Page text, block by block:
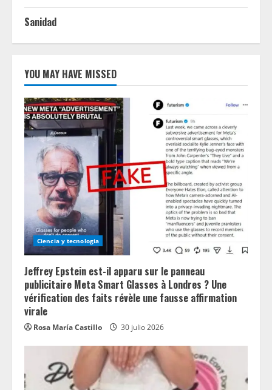
Sanidad
YOU MAY HAVE MISSED
Ciencia y tecnologia
Jeffrey Epstein est-il apparu sur le panneau
publicitaire Meta Smart Glasses à Londres ? Une
vérification des faits révèle une fausse affirmation
virale
Rosa María Castillo 30 julio 2026